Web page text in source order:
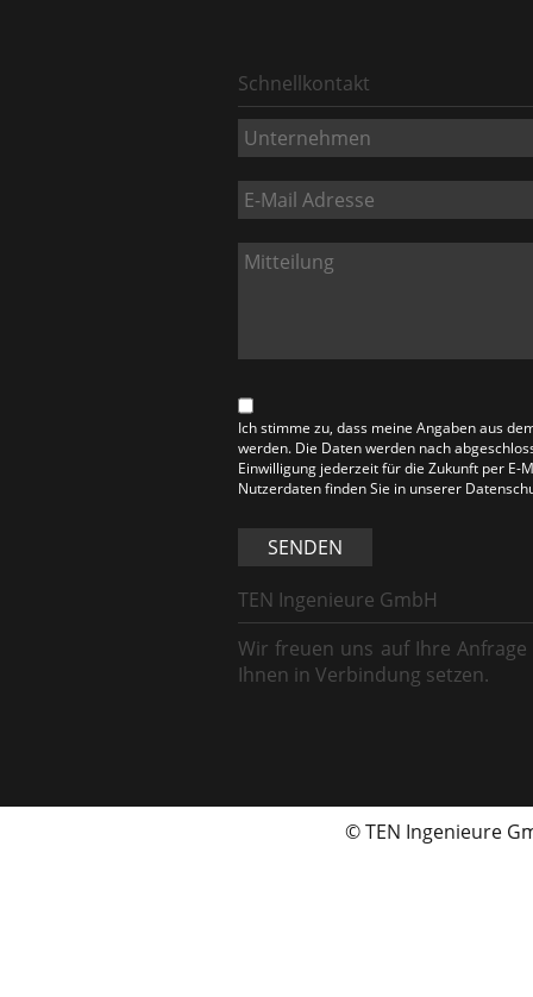
Schnellkontakt
Ich stimme zu, dass meine Angaben aus
werden. Die Daten werden nach
Einwilligung jederzeit für die Zukunft per
Nutzerdaten finden Sie in unserer
SENDEN
TEN Ingenieure GmbH
Wir freuen uns auf Ihre
Ihnen in Verbindung setzen.
© TEN Ingenieure